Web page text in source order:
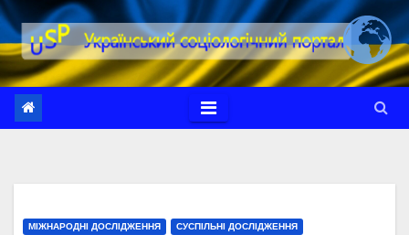
Перейти
до
вмісту
МІЖНАРОДНІ ДОСЛІДЖЕННЯ СУСПІЛЬНІ ДОСЛІДЖЕННЯ